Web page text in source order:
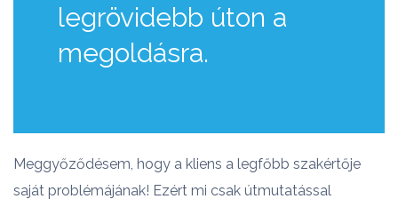
legrövidebb úton a
megoldásra.
Meggyőződésem, hogy a kliens a legfőbb szakértője
saját problémájának! Ezért mi csak útmutatással